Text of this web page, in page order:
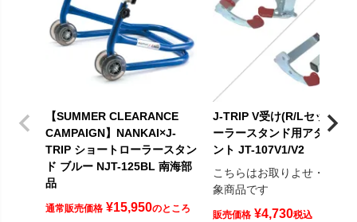
【SUMMER CLEARANCE
CAMPAIGN】NANKAI×J-
TRIP ショートローラースタン
ド ブルー NJT-125BL 南海部
品
通常販売価格 ¥15,950のところ
J-TRIP V受け(R/Lセット) ロ
ーラースタンド用アタッチメ
ント JT-107V1/V2
こちらはお取りよせ・予約対
象商品です
販売価格 ¥4,730税込